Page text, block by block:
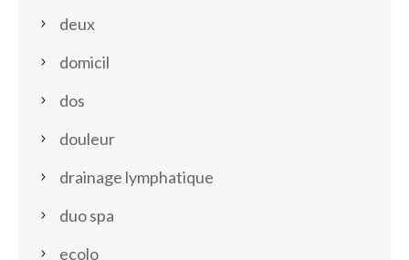
deux
domicil
dos
douleur
drainage lymphatique
duo spa
ecolo